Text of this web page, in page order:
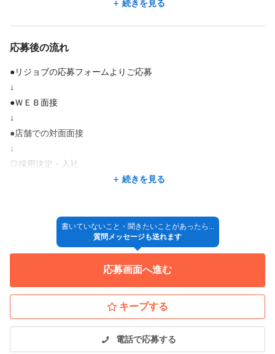
社員みんなで楽しんでいます。
私はブラストの仲間が大好きです！
ご応募お待ちしております。
続きを見る
応募後の流れ
●リジョブの応募フォームよりご応募
↓
●ＷＥＢ面接
↓
●店舗での対面面接
↓
◎採用決定・入社
少しでも気になった方、まずはご応募ください。
面接は肩の力を抜いてお話しし、
お互いのことを知る場にできればと思っています！
【北海道】札幌大通店 又は 東京本社
【関東】本社:東京都台東区東上野3-18-7 SK上野ビル9F
続きを見る
書いていないこと・聞きたいことがあったら...
質問メッセージも送れます
応募画面へ進む
キープする
電話で応募する